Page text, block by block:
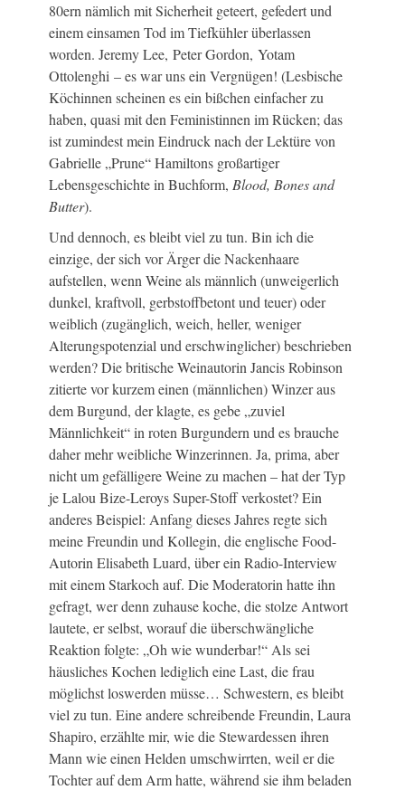
80ern nämlich mit Sicherheit geteert, gefedert und
einem einsamen Tod im Tiefkühler überlassen
worden. Jeremy Lee, Peter Gordon, Yotam
Ottolenghi – es war uns ein Vergnügen! (Lesbische
Köchinnen scheinen es ein bißchen einfacher zu
haben, quasi mit den Feministinnen im Rücken; das
ist zumindest mein Eindruck nach der Lektüre von
Gabrielle „Prune“ Hamiltons großartiger
Lebensgeschichte in Buchform, Blood, Bones and
Butter).
Und dennoch, es bleibt viel zu tun. Bin ich die
einzige, der sich vor Ärger die Nackenhaare
aufstellen, wenn Weine als männlich (unweigerlich
dunkel, kraftvoll, gerbstoffbetont und teuer) oder
weiblich (zugänglich, weich, heller, weniger
Alterungspotenzial und erschwinglicher) beschrieben
werden? Die britische Weinautorin Jancis Robinson
zitierte vor kurzem einen (männlichen) Winzer aus
dem Burgund, der klagte, es gebe „zuviel
Männlichkeit“ in roten Burgundern und es brauche
daher mehr weibliche Winzerinnen. Ja, prima, aber
nicht um gefälligere Weine zu machen – hat der Typ
je Lalou Bize-Leroys Super-Stoff verkostet? Ein
anderes Beispiel: Anfang dieses Jahres regte sich
meine Freundin und Kollegin, die englische Food-
Autorin Elisabeth Luard, über ein Radio-Interview
mit einem Starkoch auf. Die Moderatorin hatte ihn
gefragt, wer denn zuhause koche, die stolze Antwort
lautete, er selbst, worauf die überschwängliche
Reaktion folgte: „Oh wie wunderbar!“ Als sei
häusliches Kochen lediglich eine Last, die frau
möglichst loswerden müsse… Schwestern, es bleibt
viel zu tun. Eine andere schreibende Freundin, Laura
Shapiro, erzählte mir, wie die Stewardessen ihren
Mann wie einen Helden umschwirrten, weil er die
Tochter auf dem Arm hatte, während sie ihm beladen